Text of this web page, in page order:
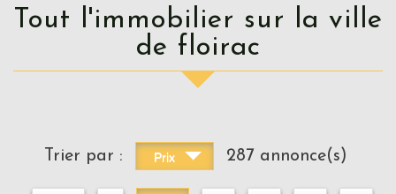
Tout l'immobilier sur la ville
de floirac
Trier par : Prix 287 annonce(s)